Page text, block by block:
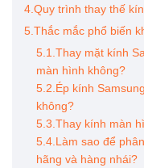
4.Quy trình thay thế
5.Thắc mắc phổ biến
5.1.Thay mặt kính
màn hình không?
5.2.Ép kính
không?
5.3.Thay kính màn
5.4.Làm sao để
hãng và hàng nhái?